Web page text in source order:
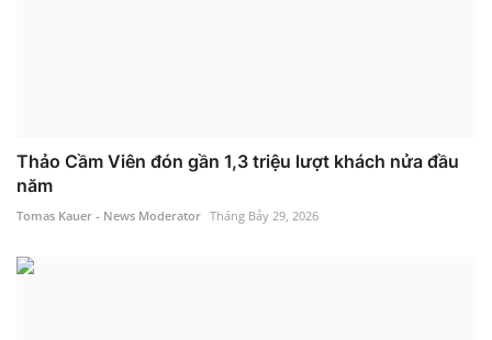
Thảo Cầm Viên đón gần 1,3 triệu lượt khách nửa đầu
năm
Tomas Kauer - News Moderator Tháng Bảy 29, 2026